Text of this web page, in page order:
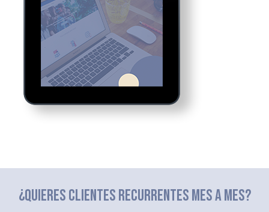
¿QUIERES CLIENTES RECURRENTES MES A MES?